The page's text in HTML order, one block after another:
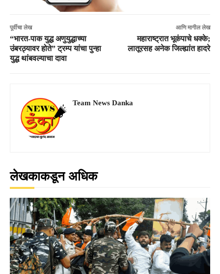
पूर्वीचा लेख
“भारत-पाक युद्ध अणुयुद्धाच्या
उंबरठ्यावर होते” ट्रम्प यांचा पुन्हा
युद्ध थांबवल्याचा दावा
आणि मागील लेख
महाराष्ट्रात भूकंपाचे धक्के;
लातूरसह अनेक जिल्ह्यांत हादरे
Team News Danka
लेखकाकडून अधिक